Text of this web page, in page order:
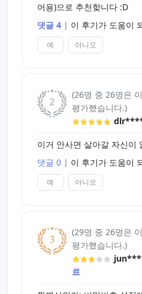
어용)으로 추천핮니다 :D
댓글 4 | 이 후기가 도움이
예 아니오
(26명 중 26명은
평가했습니다.)
이거 안사면 살아갈 자신이
댓글 0 | 이 후기가 도움이
예 아니오
(29명 중 26명은
평가했습니다.)
료